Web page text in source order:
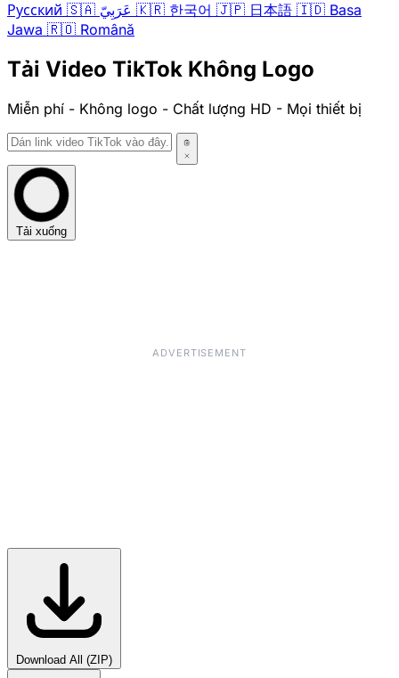
Русский 🇸🇦 عَرَبِيّ 🇰🇷 한국어 🇯🇵 日本語 🇮🇩 Basa
Jawa 🇷🇴 Română
Tải Video TikTok Không Logo
Miễn phí - Không logo - Chất lượng HD - Mọi thiết bị
Tải xuống
ADVERTISEMENT
Download All (ZIP)